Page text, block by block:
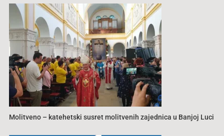
Molitveno – katehetski susret molitvenih zajednica u Banjoj Luci